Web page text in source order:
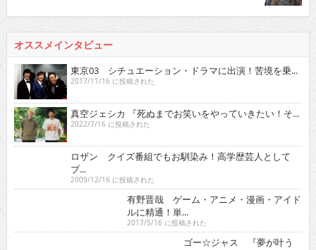
オススメインタビュー
東京03 シチュエーション・ドラマに出演！苦境を乗...
2017/11/16 に投稿された
真空ジェシカ 『死ぬまでお笑いをやっていきたい！そ...
2022/7/16 に投稿された
ロザン クイズ番組でもお馴染み！高学歴芸人として
ブ...
2009/12/16 に投稿された
有野晋哉 ゲーム・アニメ・漫画・アイドルに精通！
2017/5/16 に投稿された
ゴー☆ジャス 『夢が叶うというのは直線ではなくい